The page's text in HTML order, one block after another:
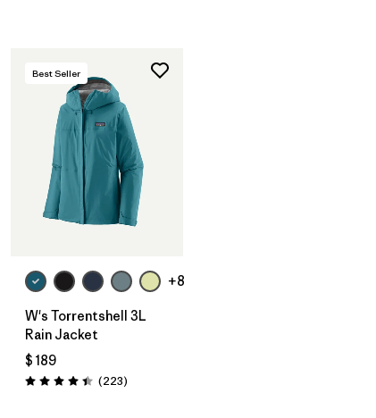
Best Seller
+8
W's Torrentshell 3L
Rain Jacket
$ 189
Valoración: 4.4 / 5
(223Comentarios
)